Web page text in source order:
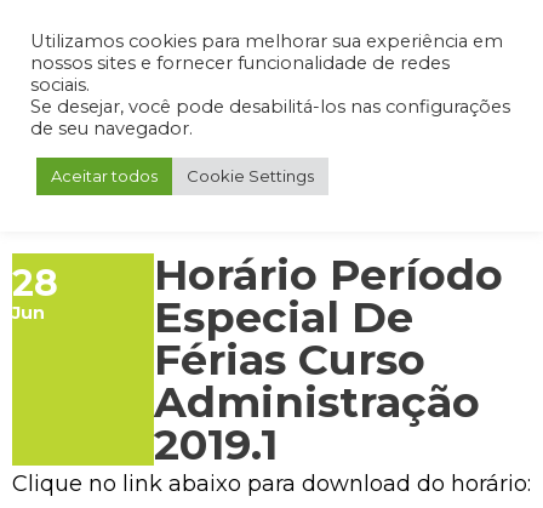
Admin Portal do Aluno Portal do Professor Portal do Coordenador
28
Jun
Horário Período
Especial De
Férias Curso
Administração
2019.1
Clique no link abaixo para download do horário:
Utilizamos cookies para melhorar sua experiência em
nossos sites e fornecer funcionalidade de redes
sociais.
Se desejar, você pode desabilitá-los nas configurações
de seu navegador.
Aceitar todos Cookie Settings